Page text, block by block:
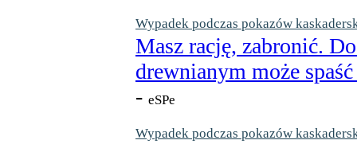
Wypadek podczas pokazów
Masz rację, zabronić.
drewnianym może
- eSPe
Wypadek podczas pokazów